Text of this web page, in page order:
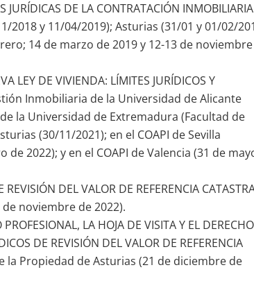
DE LA CONTRATACIÓN
2018 y 11/04/2019); Asturias (31/01 y 01/02/
14 de marzo de 2019 y 12-13 de
LEY DE VIVIENDA: LÍMITES JURÍDICOS Y
Inmobiliaria de la Universidad de Alicante
la Universidad de Extremadura (Facultad de
(30/11/2021); en el COAPI de Sevilla
2022); y en el COAPI de Valencia (31 de
DEL VALOR DE REFERENCIA
de noviembre de 2022).
LA HOJA DE VISITA Y EL
DE REVISIÓN DEL VALOR DE REFERENCIA
la Propiedad de Asturias (21 de diciembre de